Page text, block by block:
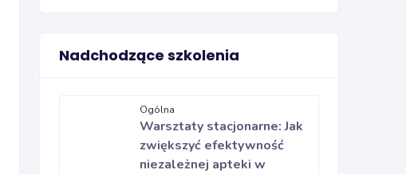
Nadchodzące szkolenia
Ogólna
Warsztaty stacjonarne: Jak
zwiększyć efektywność
niezależnej apteki w